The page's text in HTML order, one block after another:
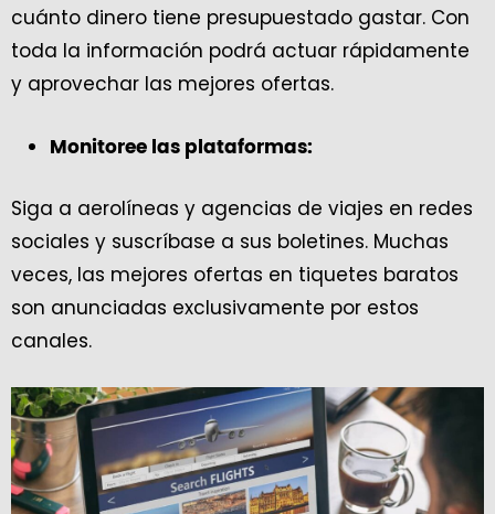
cuánto dinero tiene presupuestado gastar. Con
toda la información podrá actuar rápidamente
y aprovechar las mejores ofertas.
Monitoree las plataformas:
Siga a aerolíneas y agencias de viajes en redes
sociales y suscríbase a sus boletines. Muchas
veces, las mejores ofertas en tiquetes baratos
son anunciadas exclusivamente por estos
canales.